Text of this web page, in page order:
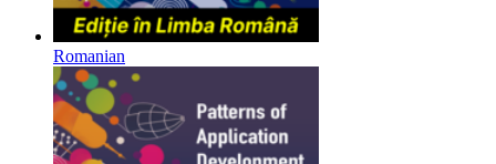
Romanian